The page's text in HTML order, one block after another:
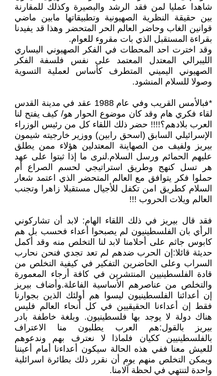
شاهدا عمليا لمن فقد الرشد والبصيرة وكذلك للمقارنة
بين حقيقة النظرية الصهيونية وتطبيقاتها مابين ماضي
قوانين الغاب وحاضر العالم الحر المتحضر وهذا قد يفيدنا
بقراءة المستقبل الذي بات مقروء للعوام.
وقد اخترت احد المحطات في الفكر الصهيوني اليساري
الليبرالي المعتدل المعتمد على نفس فلسفة الفكر
الصهيوني اليميني المتطرف كأساس لعملية التسوية
وصولا للسلام المنشود.
*فبالأمس القريب وفي عام 1988 عقد في مدينة القدس
لقاء فكري هام وقد كان موضوع الحوار هو/ كيف يفتح لنا
العرب بلادهم؟!!!! حضر ذلك اللقاء كل من رئيس الوزراء
الإسرائيلي السابق (اسحق رابين) ووزير خارجيته شيمون
بيريز ولفيف من الصهاينة المعتدلين هؤلاء ممن يطلق
عليهم الحمائم ورسل السلام.لنرى ما إذا ثبتوا على عهد
هر تسل كنهج وطريق استراتيجي لحسم الصراع أم
حملوا فكر يتوافق مع العالم المتحضر الذي اعتمد شعار
السلام كطريق امن تكفل للأجيال مستقبلا زاهرا وتجنب
العالم ويلات الحروب !!!
فقد قال بيريز في ذلك اللقاء الهام: لابد أن تشاركوني
الرأي بان الفلسطينيون لم يصبحوا أعداء فحسب بل هم
كابوس جاثم على أحلامنا لابد لنا التخلص منه وقد أكمل
حديثة قائلا:إن الحرب ضدهم لم تعد تجدي فنحن نحارب
السراب وعلى الحاضرين التفكير في كيفية التخلص من
قادة الفلسطينيين المنتشرين في كافة أرجاء المعمورة
والتخلص من عناصرهم الأساسية الفاعلة.وأضاف بيريز
إن أعدائنا الفلسطينيون ليسوا هم أولئك الذين بجوارنا
فقط إن أعداءنا الحقيقيين في كل أنحاء العالم فليس
هناك دولة لا يوجد بها فلسطينيون. وبلغة خاطفة بادر
بيريز بالقول:هم العرب يطلبون منا الاعتراف
بالفلسطينيين ككيان فلماذا لا نعترف بهم وندعوهم
للعيش معنا ففي هذه الحالة سيكون أعداءنا أمام أعيننا
ويمكن التخلص منهم يوم أن نقرر ذلك بطائرة اسرائلية
واحدة لتنتهي في لحظة آلامنا.